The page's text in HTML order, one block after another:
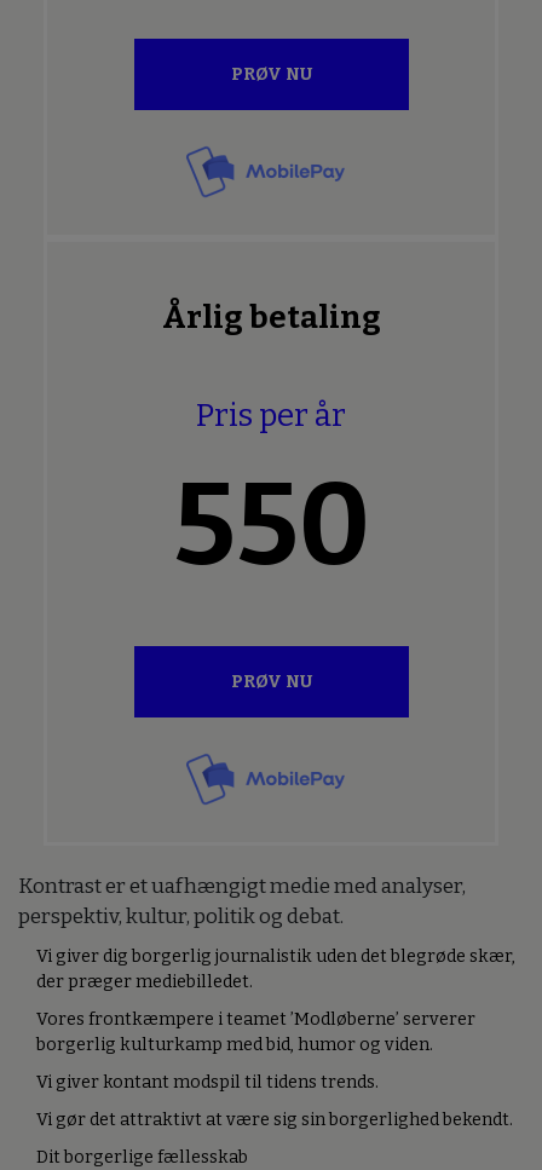
PRØV NU
Årlig betaling
Pris per år
550
PRØV NU
Kontrast er et uafhængigt medie med analyser,
perspektiv, kultur, politik og debat.
Vi giver dig borgerlig journalistik uden det blegrøde skær,
der præger mediebilledet.
Vores frontkæmpere i teamet ’Modløberne’ serverer
borgerlig kulturkamp med bid, humor og viden.
Vi giver kontant modspil til tidens trends.
Vi gør det attraktivt at være sig sin borgerlighed bekendt.
Dit borgerlige fællesskab